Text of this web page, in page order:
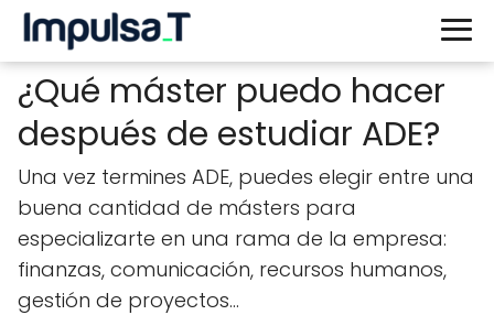
¿Qué máster puedo hacer
después de estudiar ADE?
Una vez termines ADE, puedes elegir entre una
buena cantidad de másters para
especializarte en una rama de la empresa:
finanzas, comunicación, recursos humanos,
gestión de proyectos…